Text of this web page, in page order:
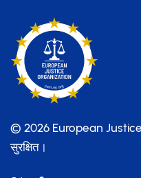
© 2026 European
सुरक्षित।